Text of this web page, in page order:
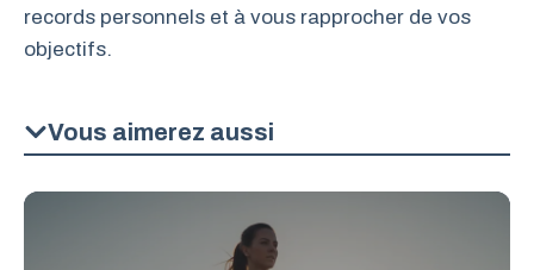
records personnels et à vous rapprocher de vos
objectifs.
Vous aimerez aussi